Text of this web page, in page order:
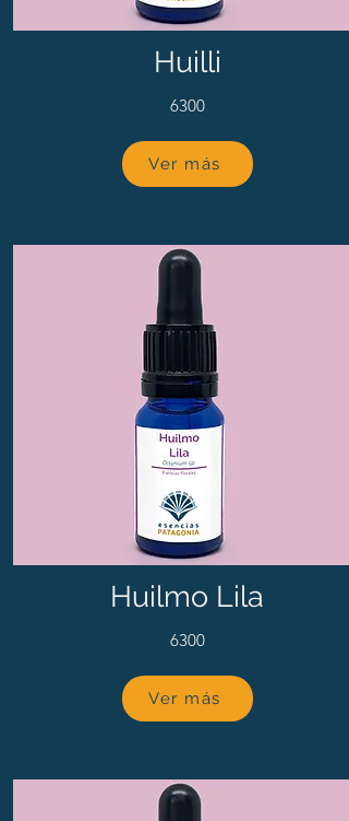
Huilli
6300
Ver más
Huilmo Lila
6300
Ver más